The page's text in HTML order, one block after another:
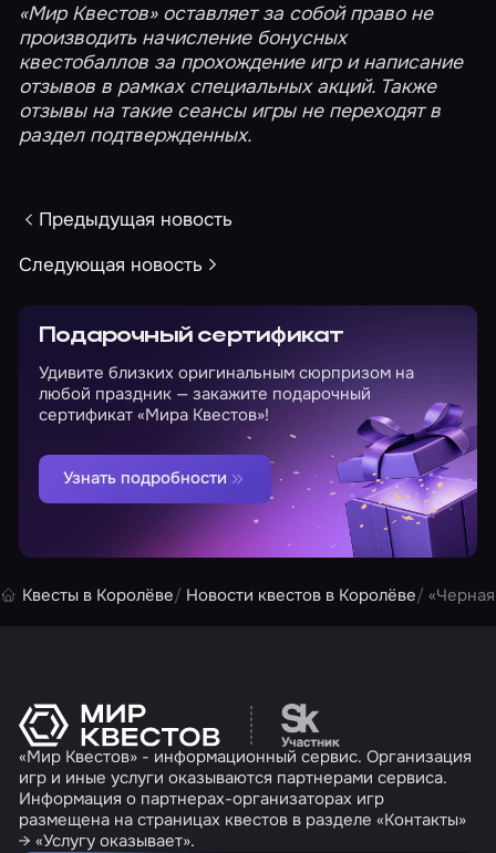
«Мир Квестов» оставляет за собой право не
производить начисление бонусных
квестобаллов за прохождение игр и написание
отзывов в рамках специальных акций. Также
отзывы на такие сеансы игры не переходят в
раздел подтвержденных.
Предыдущая новость
Следующая новость
Подарочный сертификат
Удивите близких оригинальным сюрпризом на
любой праздник — закажите подарочный
сертификат «Мира Квестов»!
Узнать подробности
Квесты в Королёве Новости квестов в Королёве
Перейти на сайт
«Мир Квестов» - информационный сервис. Организация
игр и иные услуги оказываются партнерами сервиса.
Информация о партнерах-организаторах игр
размещена на страницах квестов в разделе «Контакты»
→ «Услугу оказывает».